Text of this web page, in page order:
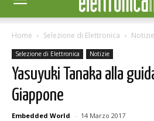
Home Selezione di Elettronica Notizie
Selezione di Elettronica Notizie
Yasuyuki Tanaka alla
Giappone
Embedded World - 14 Marzo 2017